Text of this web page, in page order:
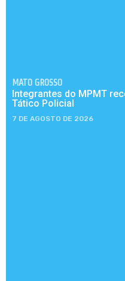
MATO GROSSO
Integrantes do MPMT
Tático Policial
7 DE AGOSTO DE 2026